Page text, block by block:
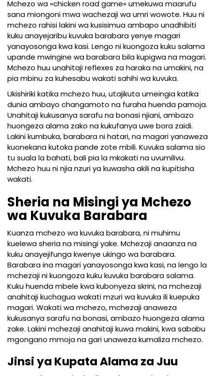
Mchezo wa «chicken road game» umekuwa maarufu
sana miongoni mwa wachezaji wa umri wowote. Huu ni
mchezo rahisi lakini wa kusisimua ambapo unadhibiti
kuku anayejaribu kuvuka barabara yenye magari
yanayosonga kwa kasi. Lengo ni kuongoza kuku salama
upande mwingine wa barabara bila kupigwa na magari.
Mchezo huu unahitaji reflexes za haraka na umakini, na
pia mbinu za kuhesabu wakati sahihi wa kuvuka.
Ukishiriki katika mchezo huu, utajikuta umeingia katika
dunia ambayo changamoto na furaha huenda pamoja.
Unahitaji kukusanya sarafu na bonasi njiani, ambazo
huongeza alama zako na kukufanya uwe bora zaidi.
Lakini kumbuka, barabara ni hatari, na magari yanaweza
kuonekana kutoka pande zote mbili. Kuvuka salama sio
tu suala la bahati, bali pia la mkakati na uvumilivu.
Mchezo huu ni njia nzuri ya kuwasha akili na kupitisha
wakati.
Sheria na Misingi ya Mchezo
wa Kuvuka Barabara
Kuanza mchezo wa kuvuka barabara, ni muhimu
kuelewa sheria na misingi yake. Mchezaji anaanza na
kuku anayejifunga kwenye ukingo wa barabara.
Barabara ina magari yanayosonga kwa kasi, na lengo la
mchezaji ni kuongoza kuku kuvuka barabara salama.
Kuku huenda mbele kwa kubonyeza skrini, na mchezaji
anahitaji kuchagua wakati mzuri wa kuvuka ili kuepuka
magari. Wakati wa mchezo, mchezaji anaweza
kukusanya sarafu na bonasi, ambazo huongeza alama
zake. Lakini mchezaji anahitaji kuwa makini, kwa sababu
mgongano mmoja na gari unaweza kumaliza mchezo.
Jinsi ya Kupata Alama za Juu